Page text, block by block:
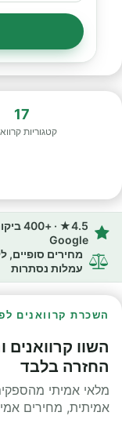
17
קטגוריות
4.5★ ·
Google
מחירים סופיים,
עמלות נסתרות
השכרת קרוואנים
השוו
החזרה בלבד
מלאי אמיתי
אמיתית, מחירים